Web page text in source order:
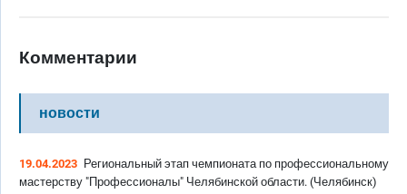
Комментарии
новости
19.04.2023 Региональный этап чемпионата по профессиональному
мастерству "Профессионалы" Челябинской области. (Челябинск)